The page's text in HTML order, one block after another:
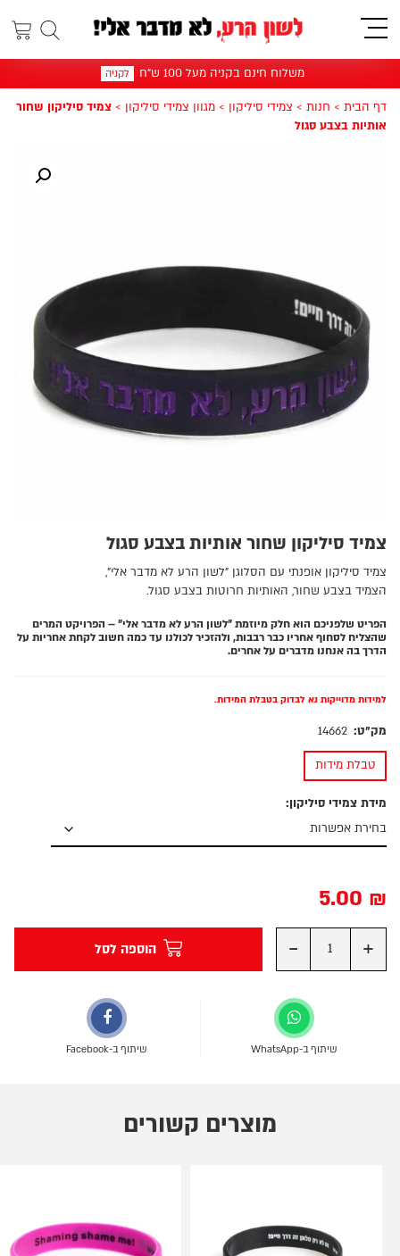
תפריט
משלוח חינם בקניה מעל 100 ש"ח לקניה
דף הבית > חנות > צמידי סיליקון > מגוון צמידי סיליקון > צמיד סיליקון שחור
אותיות בצבע סגול
צמיד סיליקון שחור אותיות בצבע סגול
צמיד סיליקון אופנתי עם הסלוגן "לשון הרע לא מדבר אלי",
הצמיד בצבע שחור, האותיות חרוטות בצבע סגול.
הפריט שלפניכם הוא חלק מיוזמת "לשון הרע לא מדבר אלי" – הפרויקט המרים
שהצליח לסחוף אחריו כבר רבבות, ולהזכיר לכולנו עד כמה חשוב לקחת אחריות על
הדרך בה אנחנו מדברים על אחרים.
למידות מדוייקות נא לבדוק בטבלת המידות.
מק"ט: 14662
טבלת מידות
מידת צמידי סיליקון:
5.00 ₪
+
- הוספה לסל
שיתוף ב-WhatsApp שיתוף ב-Facebook
מוצרים קשורים